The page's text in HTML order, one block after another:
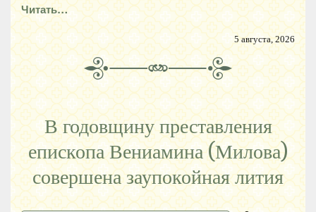
Читать…
5 августа, 2026
В годовщину преставления
епископа Вениамина (Милова)
совершена заупокойная лития